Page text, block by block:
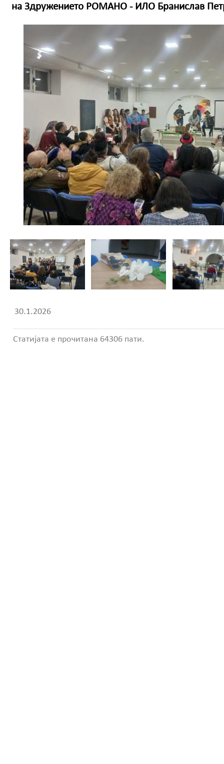
на Здружението РОМАНО - ИЛО Бранислав
30.1.2026
Статијата е прочитана 64306 пати.